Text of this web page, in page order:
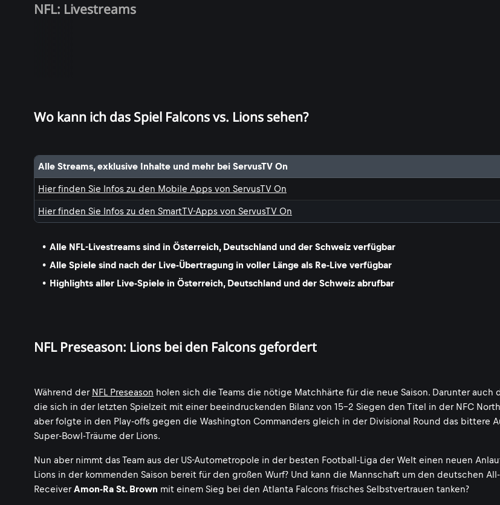
NFL: Livestreams
Wo kann ich das Spiel Falcons vs. Lions sehen?
Alle Streams, exklusive Inhalte und mehr bei ServusTV On
Hier finden Sie Infos zu den Mobile Apps von ServusTV On
Hier finden Sie Infos zu den SmartTV-Apps von ServusTV On
Alle NFL-Livestreams sind in Österreich, Deutschland und der Schweiz verfügbar
Alle Spiele sind nach der Live-Übertragung in voller Länge als Re-Live verfügbar
Highlights aller Live-Spiele in Österreich, Deutschland und der Schweiz abrufbar
NFL Preseason: Lions bei den Falcons gefordert
Während der NFL Preseason holen sich die Teams die nötige Matchhärte für die neue Saison. Darunter auch
die sich in der letzten Spielzeit mit einer beeindruckenden Bilanz von 15-2 Siegen den Titel in der NFC
aber folgte in den Play-offs gegen die Washington Commanders gleich in der Divisional Round das bittere
Super-Bowl-Träume der Lions.
Nun aber nimmt das Team aus der US-Autometropole in der besten Football-Liga der Welt einen neuen
Lions in der kommenden Saison bereit für den großen Wurf? Und kann die Mannschaft um den deutschen
ReceiverAmon-Ra St. Brown mit einem Sieg bei den Atlanta Falcons frisches Selbstvertrauen tanken?